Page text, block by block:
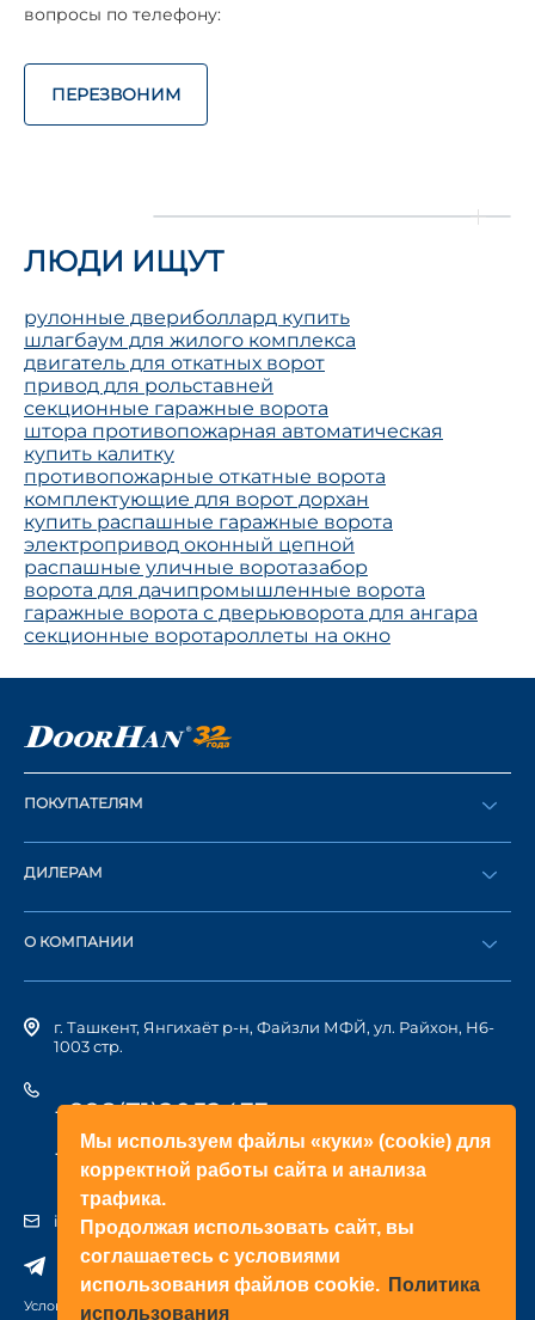
Мы используем файлы «куки» (cookie) для
корректной работы сайта и анализа
трафика.
Продолжая использовать сайт, вы
соглашаетесь с условиями
использования файлов cookie. Политика
использования
вопросы по телефону:
ПЕРЕЗВОНИМ
ЛЮДИ ИЩУТ
рулонные двериболлард купить
шлагбаум для жилого комплекса
двигатель для откатных ворот
привод для рольставней
секционные гаражные ворота
штора противопожарная автоматическая
купить калитку
противопожарные откатные ворота
комплектующие для ворот дорхан
купить распашные гаражные ворота
электропривод оконный цепной
распашные уличные воротазабор
ворота для дачипромышленные ворота
гаражные ворота с дверьюворота для ангара
секционные воротароллеты на окно
ПОКУПАТЕЛЯМ
Оформить заказ
Каталог
ДИЛЕРАМ
Стать дилером
О КОМПАНИИ
История компании
г. Ташкент, Янгихаёт р-н, Файзли МФЙ, ул. Райхон, Н6-
1003 стр.
+998(71)2052433
+998(71)2052422
info@doorhan.uz
Условия использования сайта